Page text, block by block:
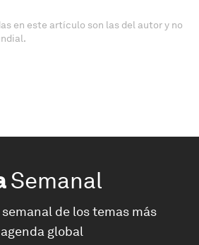
en este artículo son las del autor y no
Semanal
de los temas más
global